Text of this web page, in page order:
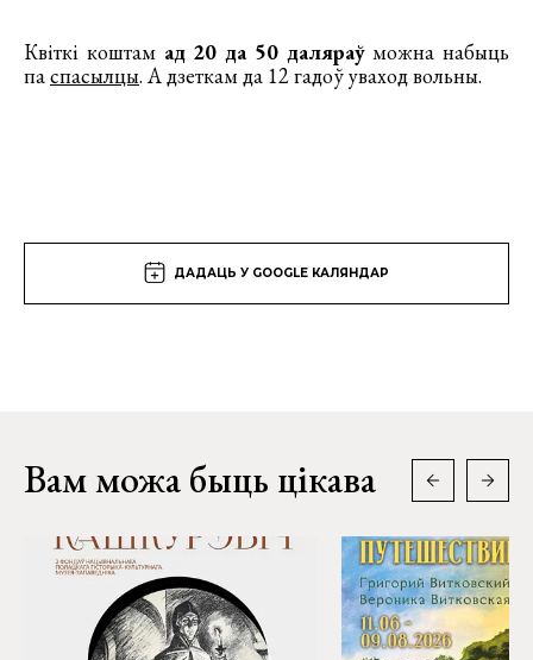
Квіткі коштам ад 20 да 50 даляраўможна набыць
паспасылцы. А дзеткам да 12 гадоў уваход вольны.
ДАДАЦЬ У GOOGLE КАЛЯНДАР
Вам можа быць цікава